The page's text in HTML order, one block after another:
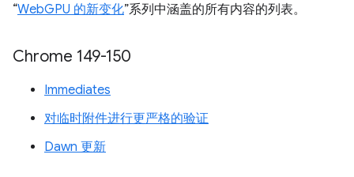
“WebGPU 的新变化”系列中涵盖的所有内容的列表。
Chrome 149-150
Immediates
对临时附件进行更严格的验证
Dawn 更新